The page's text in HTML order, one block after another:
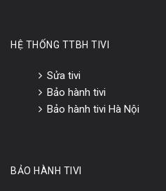
HỆ THỐNG TTBH TIVI
Sửa tivi
Bảo hành tivi
Bảo hành tivi Hà Nội
BẢO HÀNH TIVI